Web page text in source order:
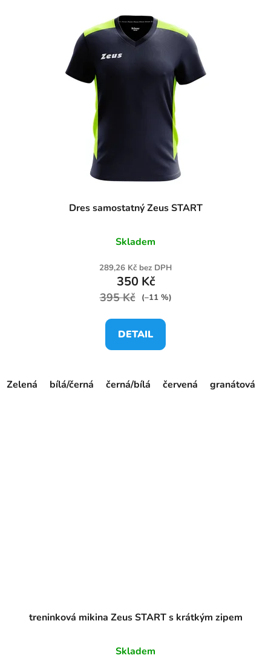
Dres samostatný Zeus START
Skladem
289,26 Kč bez DPH
350 Kč
395 Kč (–11 %)
DETAIL
Zelená bílá/černá černá/bílá červená granátová
treninková mikina Zeus START s krátkým zipem
Skladem